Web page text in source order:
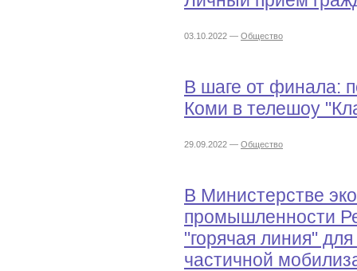
03.10.2022 — Общество
В шаге от финала:
Коми в телешоу
29.09.2022 — Общество
В Министерстве
промышленности
"горячая линия"
частичной